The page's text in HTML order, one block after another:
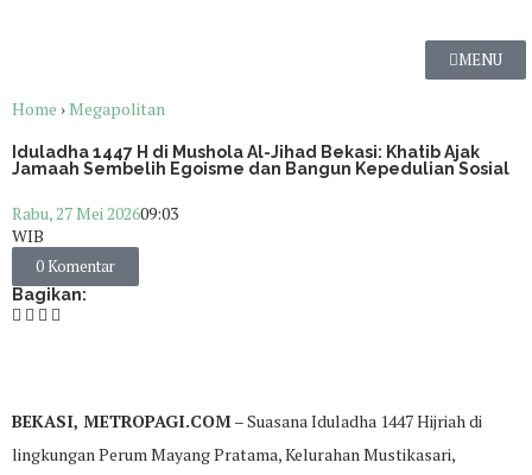
MENU
Home ›Megapolitan
Iduladha 1447 H di Mushola Al-Jihad Bekasi: Khatib Ajak
Jamaah Sembelih Egoisme dan Bangun Kepedulian Sosial
Rabu, 27 Mei 202609:03
WIB
0 Komentar
Bagikan:
BEKASI, METROPAGI.COM– Suasana Iduladha 1447 Hijriah di
lingkungan Perum Mayang Pratama, Kelurahan Mustikasari,